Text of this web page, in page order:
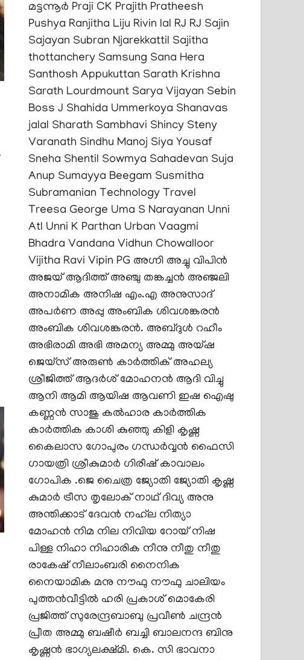
മട്ടന്നൂർ Praji CK Prajith Pratheesh
Pushya Ranjitha Liju Rivin lal RJ RJ Sajin
Sajayan Subran Njarekkattil Sajitha
thottanchery Samsung Sana Hera
Santhosh Appukuttan Sarath Krishna
Sarath Lourdmount Sarya Vijayan Sebin
Boss J Shahida Ummerkoya Shanavas
jalal Sharath Sambhavi Shincy Steny
Varanath Sindhu Manoj Siya Yousaf
Sneha Shentil Sowmya Sahadevan Suja
Anup Sumayya Beegam Susmitha
Subramanian Technology Travel
Treesa George Uma S Narayanan Unni
Atl Unni K Parthan Urban Vaagmi
Bhadra Vandana Vidhun Chowalloor
Vijitha Ravi Vipin PG അഗ്നി അച്ചു വിപിൻ
അജയ് ആദിത്ത് അഞ്ചു തങ്കച്ചൻ അഞ്ജലി
അനാമിക അനിഷ എം.എ അനുസാദ്
അപര്‍ണ അപ്പു അംബിക ശിവശങ്കരൻ
അംബിക ശിവശങ്കരൻ. അബ്ദുൾ റഹീം
അഭിരാമി അഭി അമന്യ അമ്മു അയ്ഷ
ജെയ്സ് അരുൺ കാർത്തിക് അഹല്യ
ശ്രീജിത്ത് ആദർശ് മോഹനൻ ആദി വിച്ചു
ആനി ആമി ആയിഷ ആവണി ഇഷ ഐഷു
കണ്ണൻ സാജു കൽഹാര കാർത്തിക
കാര്‍ത്തിക കാശി കുഞ്ഞു കിളി കൃഷ്ണ
കൈലാസ ഗോപുരം ഗന്ധർവ്വൻ ഫൈസി
ഗായത്രി ശ്രീകുമാർ ഗിരീഷ് കാവാലം
ഗോപിക .ജെ ചൈത്ര ജ്യോതി ജ്യോതി കൃഷ്ണ
കുമാർ ട്രീസ തൃലോക് നാഥ്‌ ദിവ്യ അനു
അന്തിക്കാട് ദേവന്‍ നഹ്‌ല നിത്യാ
മോഹൻ നിമ നില നിവിയ റോയ് നിഷ
പിള്ള നിഹാ നിഹാരിക നീനു നീതു നീതു
രാകേഷ് നീലാംബരി നൈനിക
നൈയാമിക മനു നൗഫു നൗഫു ചാലിയം
പുത്തന്‍വീട്ടില്‍ ഹരി പ്രകാശ് മൊകേരി
പ്രജിത്ത് സുരേന്ദ്രബാബു പ്രവീൺ ചന്ദ്രൻ
പ്രീത അമ്മു ബഷീര്‍ ബച്ചി ബാലനന്ദ ബിനു
കൃഷ്ണൻ ഭാഗ്യലക്ഷ്മി. കെ. സി ഭാവനാ